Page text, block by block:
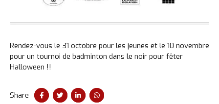
Rendez-vous le 31 octobre pour les jeunes et le 10 novembre
pour un tournoi de badminton dans le noir pour fêter
Halloween !!
Share